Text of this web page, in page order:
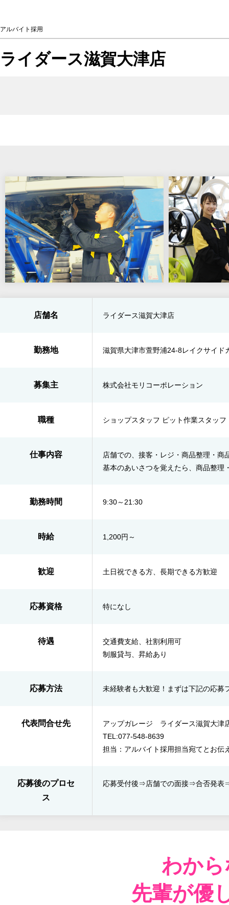
アルバイト採用
ライダース滋賀大津店
店舗名 ライダース滋賀大津店
勤務地 滋賀県大津市萱野浦24-8レイクサイド
募集主 株式会社モリコーポレーション
職種 ショップスタッフ ピット作業スタッフ
仕事内容
店舗での、接客・レジ・商品整理・
基本のあいさつを覚えたら、商品整理
勤務時間 9:30～21:30
時給 1,200円～
歓迎 土日祝できる方、長期できる方歓迎
応募資格 特になし
待遇
交通費支給、社割利用可
制服貸与、昇給あり
応募方法 未経験者も大歓迎！まずは下記の応募
代表問合せ先
アップガレージ ライダース滋賀大津
TEL:077-548-8639
担当：アルバイト採用担当宛てとお伝
応募後のプロセ
ス
応募受付後⇒​店舗での面接⇒​合否発表​
わか
先輩が優